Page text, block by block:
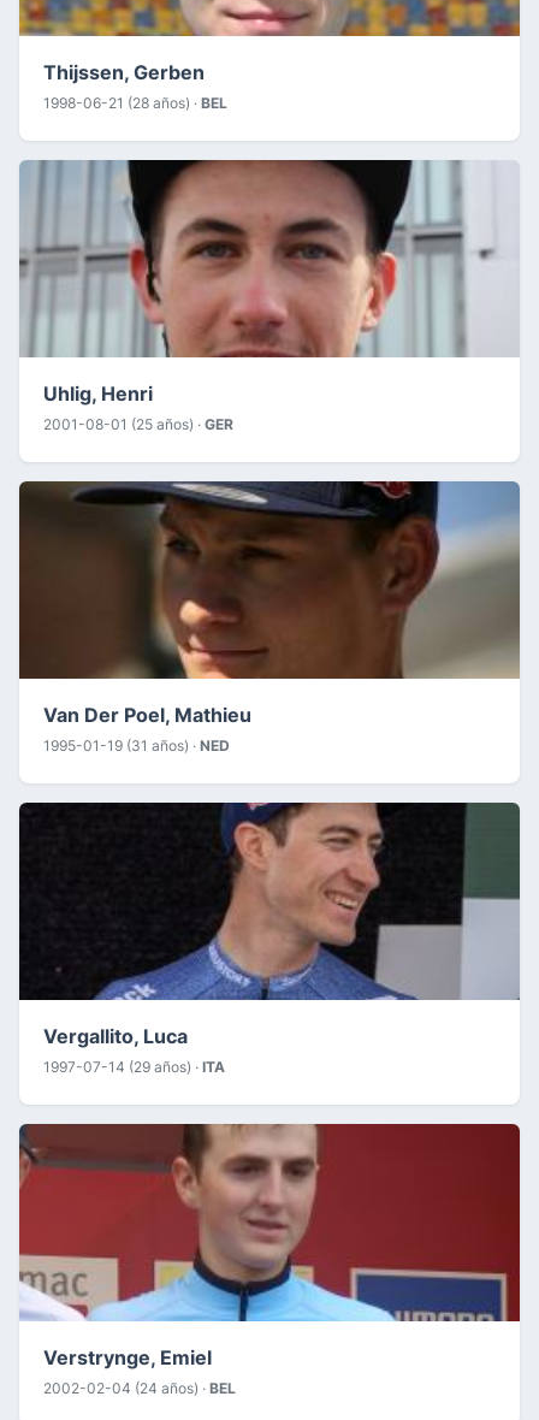
Thijssen, Gerben
1998-06-21 (28 años) · BEL
Uhlig, Henri
2001-08-01 (25 años) · GER
Van Der Poel, Mathieu
1995-01-19 (31 años) · NED
Vergallito, Luca
1997-07-14 (29 años) · ITA
Verstrynge, Emiel
2002-02-04 (24 años) · BEL